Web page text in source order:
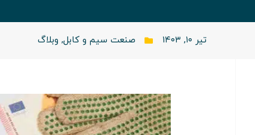
تیر ۱۰, ۱۴۰۳ صنعت سیم و کابل, وبلاگ